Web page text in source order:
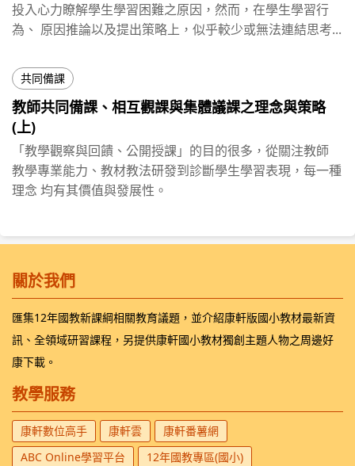
投入心力瞭解學生學習困難之原因，然而，在學生學習行
為、 原因推論以及提出策略上，似乎較少或無法連結思考...
共同備課
教師共同備課、相互觀課與集體議課之理念與策略
(上)
「教學觀察與回饋、公開授課」的目的很多，從關注教師
教學專業能力、教材教法研發到診斷學生學習表現，每一種
理念 均有其價值與發展性。
關於我們
匯集12年國教新課綱相關教育議題，並介紹康軒版國小教材最新資
訊、全領域研習課程，另提供康軒國小教材獨創主題人物之周邊好
康下載。
教學服務
康軒數位高手 康軒雲
康軒番薯網
ABC Online學習平台
12年國教專區(國小)